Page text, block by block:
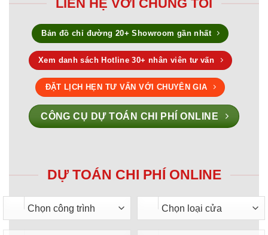
LIÊN HỆ VỚI CHÚNG TÔI
Bản đồ chỉ đường 20+ Showroom gần nhất
Xem danh sách Hotline 30+ nhân viên tư vấn
ĐẶT LỊCH HẸN TƯ VẤN VỚI CHUYÊN GIA
CÔNG CỤ DỰ TOÁN CHI PHÍ ONLINE
DỰ TOÁN CHI PHÍ ONLINE